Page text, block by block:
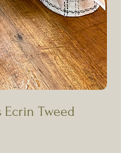
Ecrin Tweed